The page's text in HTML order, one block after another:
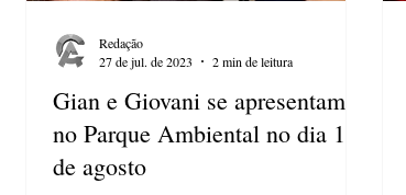
Gian e Giovani se apresentam
no Parque Ambiental no dia 15
de agosto
Redação
27 de jul. de 2023
2 min de leitura